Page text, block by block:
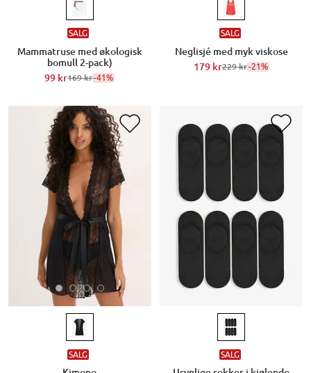
SALG
Mammatruse med økologisk
bomull 2-pack)
99 kr169 kr-41%
SALG
Neglisjé med myk viskose
179 kr229 kr-21%
SALG SALG